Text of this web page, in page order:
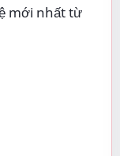
mới nhất từ